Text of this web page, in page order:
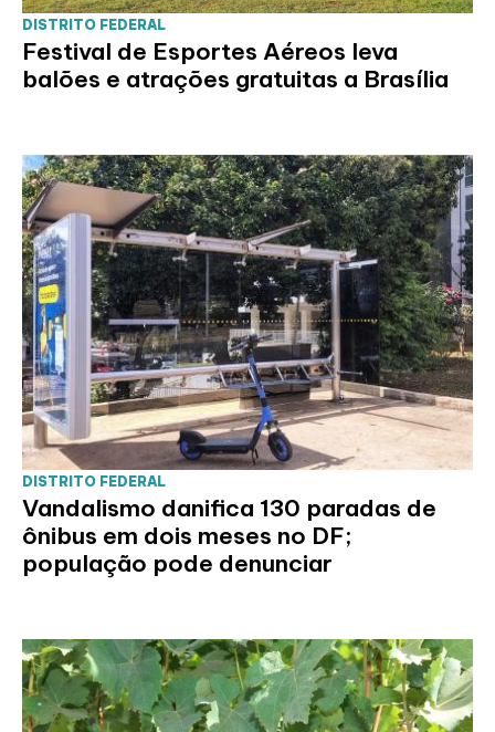
DISTRITO FEDERAL
Festival de Esportes Aéreos leva
balões e atrações gratuitas a Brasília
DISTRITO FEDERAL
Vandalismo danifica 130 paradas de
ônibus em dois meses no DF;
população pode denunciar